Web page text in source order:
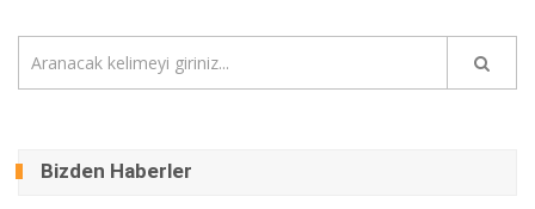
Bizden Haberler